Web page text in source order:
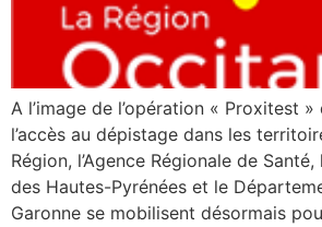
A l’image de l’opération « Proxitest
l’accès au dépistage dans les
Région, l’Agence Régionale de
des Hautes-Pyrénées et le
Garonne se mobilisent désormais